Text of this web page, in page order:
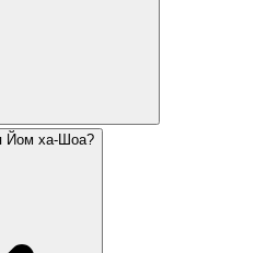
Йом ха-Шоа?